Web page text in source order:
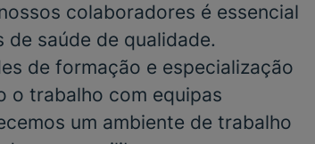
colaboradores é essencial
saúde de qualidade.
de formação e especialização
o trabalho com equipas
um ambiente de trabalho